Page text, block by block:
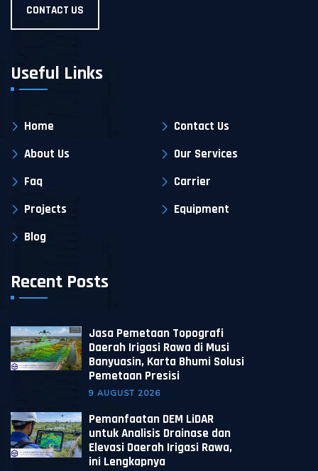
CONTACT US
Useful Links
Home
Contact Us
About Us
Our Services
Faq
Carrier
Projects
Equipment
Blog
Recent Posts
Jasa Pemetaan Topografi
Daerah Irigasi Rawa di Musi
Banyuasin, Karta Bhumi Solusi
Pemetaan Presisi
9 AUGUST 2026
Pemanfaatan DEM LiDAR
untuk Analisis Drainase dan
Elevasi Daerah Irigasi Rawa,
ini Lengkapnya